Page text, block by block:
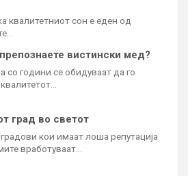
квалитетниот сон е еден од
вистински мед?
со години се обидуваат да го
град во светот
кои имаат лоша репутација
вработуваат…